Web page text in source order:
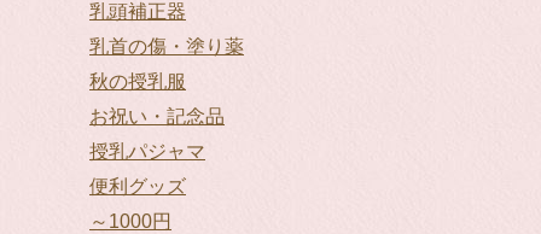
乳頭補正器
乳首の傷・塗り薬
秋の授乳服
お祝い・記念品
授乳パジャマ
便利グッズ
～1000円